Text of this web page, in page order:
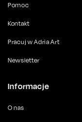
Pomoc
Kontakt
Pracuj w Adria Art
Newsletter
Informacje
O nas